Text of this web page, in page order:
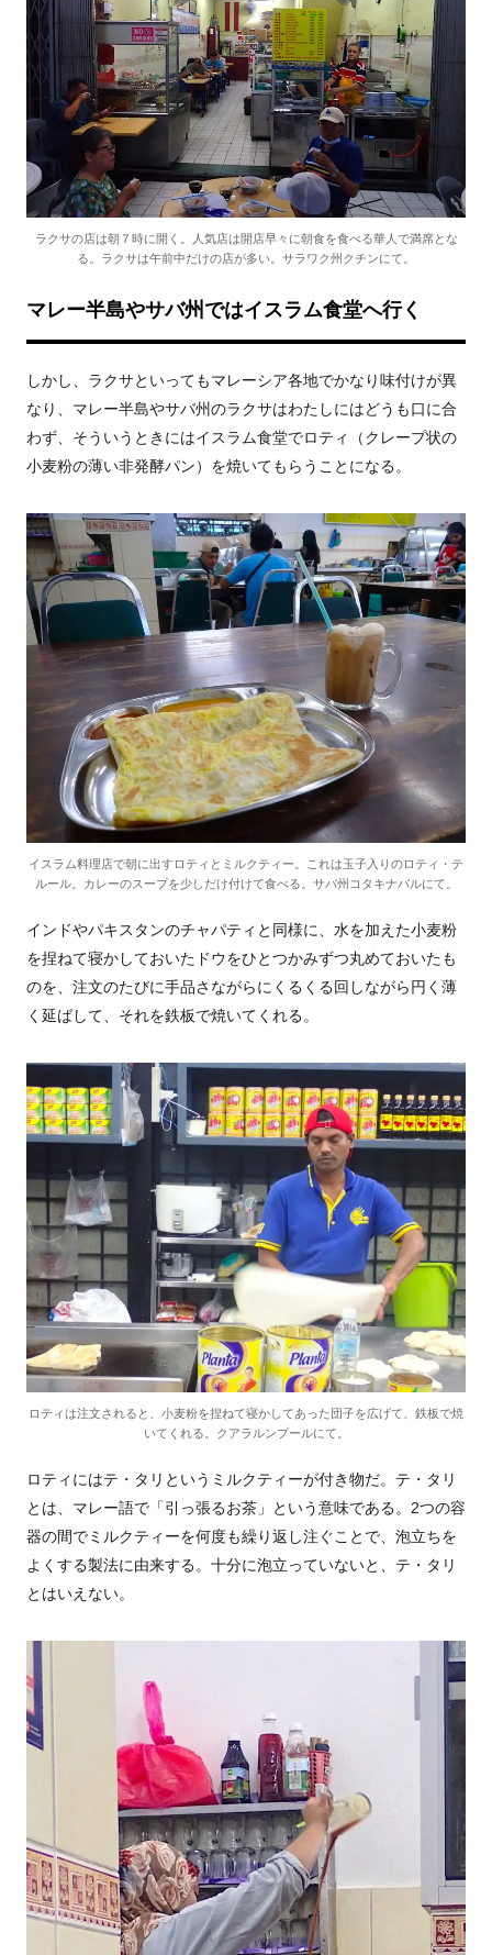
ラクサの店は朝７時に開く。人気店は開店早々に朝食を食べる華人で満席とな
る。ラクサは午前中だけの店が多い。サラワク州クチンにて。
マレー半島やサバ州ではイスラム食堂へ行く
しかし、ラクサといってもマレーシア各地でかなり味付けが異
なり、マレー半島やサバ州のラクサはわたしにはどうも口に合
わず、そういうときにはイスラム食堂でロティ（クレープ状の
小麦粉の薄い非発酵パン）を焼いてもらうことになる。
イスラム料理店で朝に出すロティとミルクティー。これは玉子入りのロティ・テ
ルール。カレーのスープを少しだけ付けて食べる。サバ州コタキナバルにて。
インドやパキスタンのチャパティと同様に、水を加えた小麦粉
を捏ねて寝かしておいたドウをひとつかみずつ丸めておいたも
のを、注文のたびに手品さながらにくるくる回しながら円く薄
く延ばして、それを鉄板で焼いてくれる。
ロティは注文されると、小麦粉を捏ねて寝かしてあった団子を広げて、鉄板で焼
いてくれる。クアラルンプールにて。
ロティにはテ・タリというミルクティーが付き物だ。テ・タリ
とは、マレー語で「引っ張るお茶」という意味である。2つの容
器の間でミルクティーを何度も繰り返し注ぐことで、泡立ちを
よくする製法に由来する。十分に泡立っていないと、テ・タリ
とはいえない。